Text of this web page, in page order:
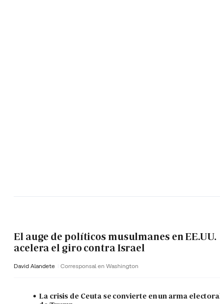
El auge de políticos musulmanes en EE.UU.
acelera el giro contra Israel
David Alandete Corresponsal en Washington
La crisis de Ceuta se convierte en un arma